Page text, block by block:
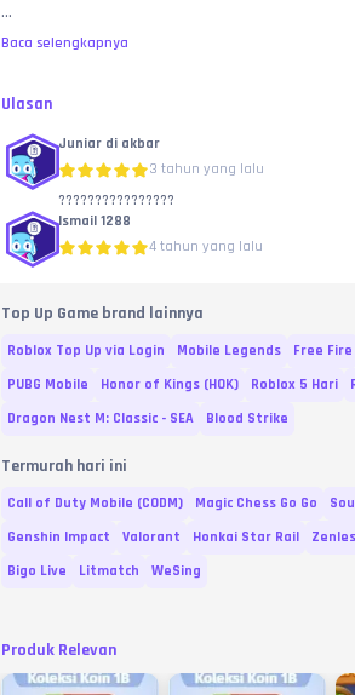
...
Baca selengkapnya
Ulasan
Juniar di akbar
3 tahun yang lalu
????????????????
Ismail 1288
4 tahun yang lalu
Top Up Game brand lainnya
Roblox Top Up via Login Mobile Legends Free Fire
PUBG Mobile
Honor of Kings (HOK) Roblox 5 Hari
Dragon Nest M: Classic - SEA
Blood Strike
Termurah hari ini
Call of Duty Mobile (CODM) Magic Chess Go Go
Genshin Impact
Valorant Honkai Star Rail
Bigo Live
Litmatch WeSing
Produk Relevan